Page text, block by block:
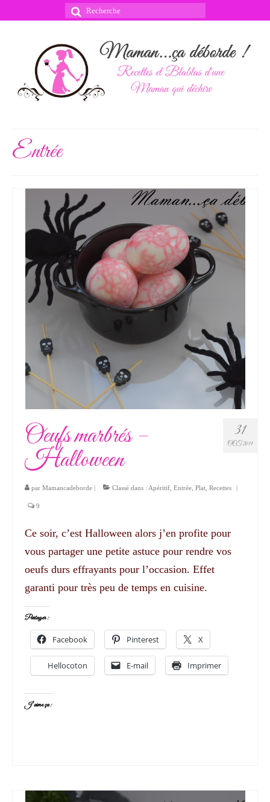
Rechercher
Entrée
31
OCT 2019
Oeufs marbrés –
Halloween
par Mamancadeborde | Classé dans : Apéritif Entrée Plat Recettes |
9
Ce soir, c’est Halloween alors j’en profite pour
vous partager une petite astuce pour rendre vos
oeufs durs effrayants pour l’occasion. Effet
garanti pour très peu de temps en cuisine.
Partager :
Facebook Pinterest X
Hellocoton E-mail Imprimer
J’aime ça :